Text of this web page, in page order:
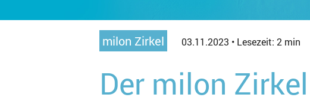
milon Zirkel 03.11.2023 • Lesezeit: 2 min
Der milon